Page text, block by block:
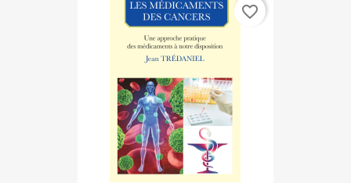
favorite_border